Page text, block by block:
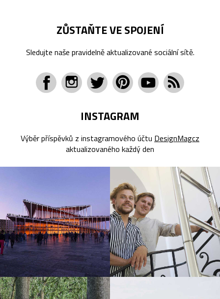
ZŮSTAŇTE VE SPOJENÍ
Sledujte naše pravidelně aktualizované sociální sítě.
INSTAGRAM
Výběr příspěvků z instagramového účtu DesignMagcz
aktualizovaného každý den